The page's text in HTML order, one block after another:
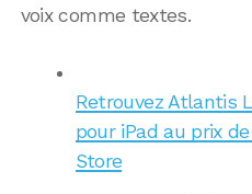
voix comme textes.
Retrouvez Atlantis
pour iPad au prix
Store